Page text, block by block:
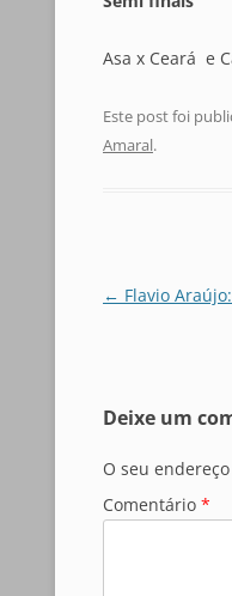
Asa x Ceará e
Este post foi
Amaral.
Navegação
← Flavio
Deixe um
O seu
Comentário *